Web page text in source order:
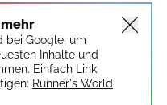
bei Google, um
Inhalte und
Einfach Link
Runner's World